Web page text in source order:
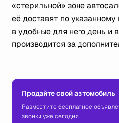
«стерильной» зоне
её доставят по
в удобные для него день и
производится за
Продайте свой автомобиль
Разместите бесплатное
звонки уже сегодня.